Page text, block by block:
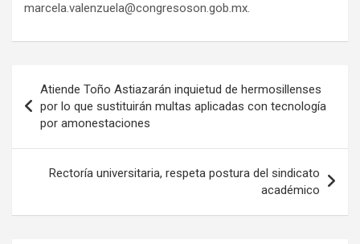
marcela.valenzuela@congresoson.gob.mx.
de
entradas
Atiende Toño Astiazarán inquietud de hermosillenses
por lo que sustituirán multas aplicadas con tecnología
por amonestaciones
Rectoría universitaria, respeta postura del sindicato
académico